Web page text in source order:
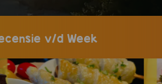
v/d Week